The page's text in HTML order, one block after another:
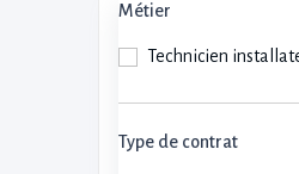
Métier
Technicien
Type de contrat